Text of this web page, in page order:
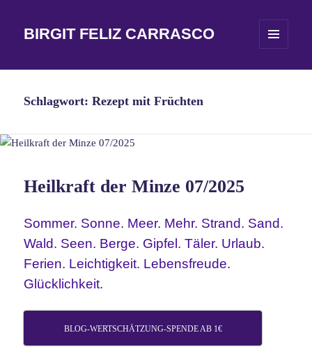
BIRGIT FELIZ CARRASCO
WIDGETS
Schlagwort:Rezept mit Früchten
Heilkraft der Minze 07/2025
Sommer. Sonne. Meer. Mehr. Strand. Sand.
Wald. Seen. Berge. Gipfel. Täler. Urlaub.
Ferien. Leichtigkeit. Lebensfreude.
Glücklichkeit.
BLOG-WERTSCHÄTZUNG-SPENDE AB 1€